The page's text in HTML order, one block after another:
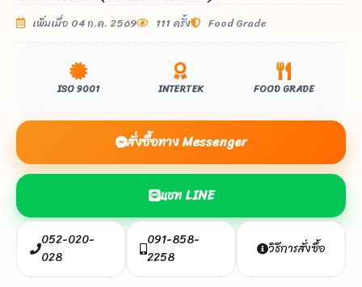
เพิ่มเมื่อ 04 ก.ค. 2569 111 ครั้ง Food Grade
ISO 9001 INTERTEK FOOD GRADE
สั่งซื้อทาง Messenger
แชท LINE
052-020-
028
091-858-
2258
วิธีการสั่งซื้อ